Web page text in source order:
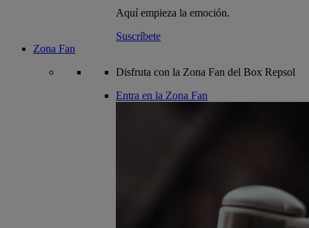
Aquí empieza la emoción.
Suscríbete
Zona Fan
Disfruta con la Zona Fan del Box Repsol
Entra en la Zona Fan